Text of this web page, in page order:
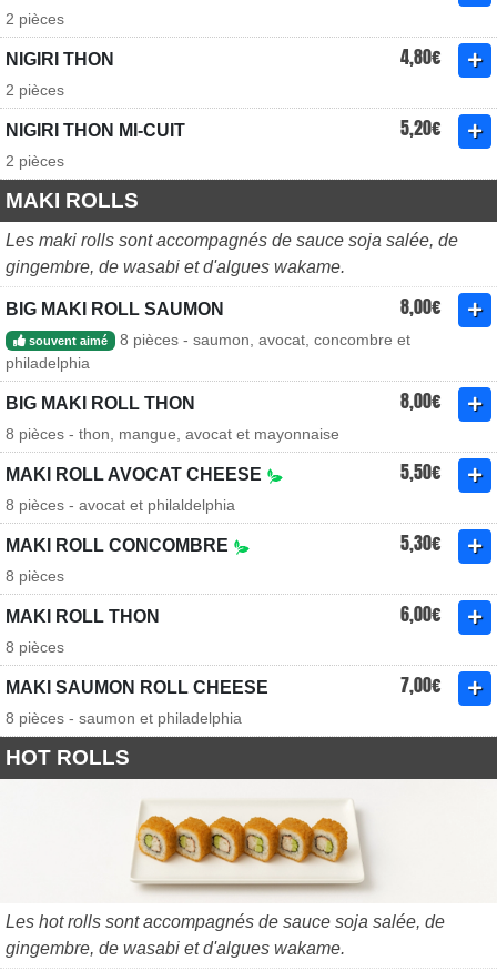
2 pièces
NIGIRI THON 4,80€
2 pièces
NIGIRI THON MI-CUIT 5,20€
2 pièces
MAKI ROLLS
Les maki rolls sont accompagnés de sauce soja salée, de
gingembre, de wasabi et d'algues wakame.
BIG MAKI ROLL SAUMON 8,00€
souvent aimé
8 pièces - saumon, avocat, concombre et
philadelphia
BIG MAKI ROLL THON 8,00€
8 pièces - thon, mangue, avocat et mayonnaise
MAKI ROLL AVOCAT CHEESE 5,50€
8 pièces - avocat et philaldelphia
MAKI ROLL CONCOMBRE 5,30€
8 pièces
MAKI ROLL THON 6,00€
8 pièces
MAKI SAUMON ROLL CHEESE 7,00€
8 pièces - saumon et philadelphia
HOT ROLLS
Les hot rolls sont accompagnés de sauce soja salée, de
gingembre, de wasabi et d'algues wakame.